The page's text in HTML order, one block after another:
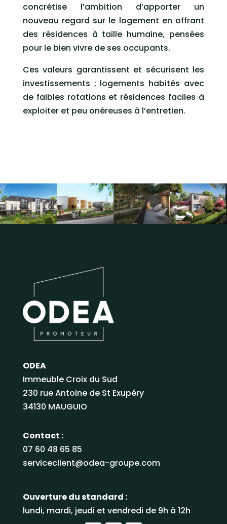
concrétise l’ambition d’apporter un
nouveau regard sur le logement en offrant
des résidences à taille humaine, pensées
pour le bien vivre de ses occupants.
Ces valeurs garantissent et sécurisent les
investissements ; logements habités avec
de faibles rotations et résidences faciles à
exploiter et peu onéreuses à l’entretien.
ODEA
Immeuble Croix du Sud
230 rue Antoine de St Exupéry
34130 MAUGUIO
Contact :
07 60 48 65 85
serviceclient@odea-groupe.com
Ouverture du standard :
lundi, mardi, jeudi et vendredi de 9h à 12h